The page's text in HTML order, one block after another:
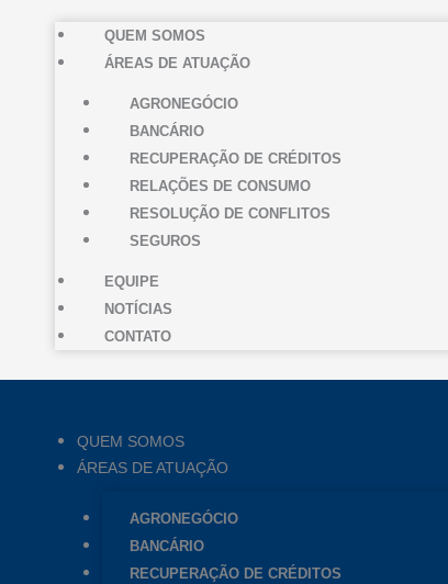
QUEM SOMOS
ÁREAS DE ATUAÇÃO
AGRONEGÓCIO
BANCÁRIO
RECUPERAÇÃO DE CRÉDITOS
RELAÇÕES DE CONSUMO
RESOLUÇÃO DE CONFLITOS
SEGUROS
EQUIPE
NOTÍCIAS
CONTATO
QUEM SOMOS
ÁREAS DE ATUAÇÃO
AGRONEGÓCIO
BANCÁRIO
RECUPERAÇÃO DE CRÉDITOS